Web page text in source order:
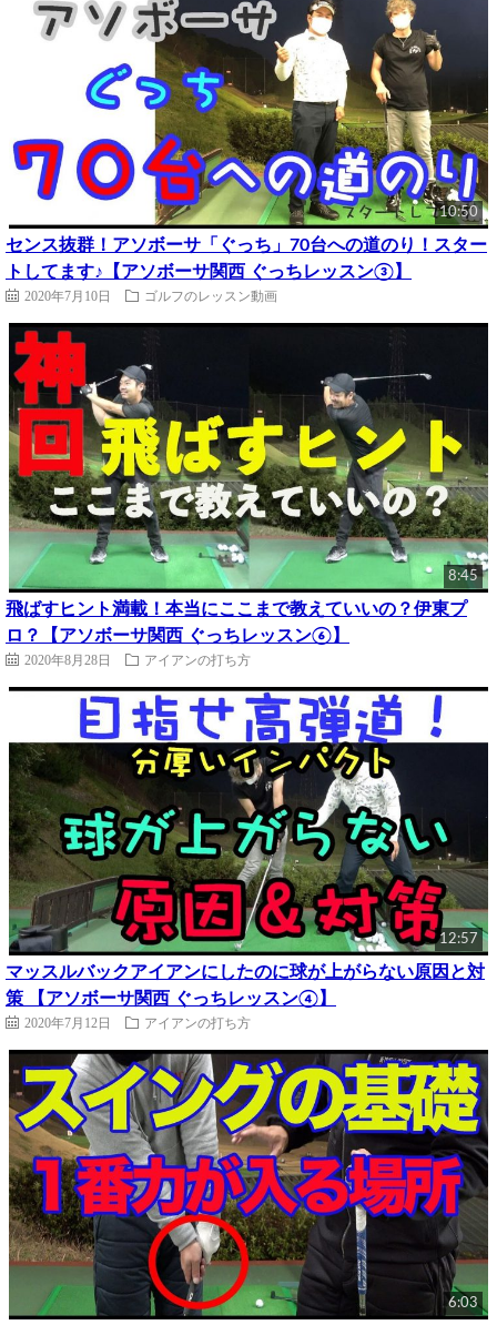
10:50
センス抜群！アソボーサ「ぐっち」70台への道のり！スター
トしてます♪【アソボーサ関西 ぐっちレッスン③】
2020年7月10日 ゴルフのレッスン動画
8:45
飛ばすヒント満載！本当にここまで教えていいの？伊東プ
ロ？【アソボーサ関西 ぐっちレッスン⑥】
2020年8月28日 アイアンの打ち方
12:57
マッスルバックアイアンにしたのに球が上がらない原因と対
策 【アソボーサ関西 ぐっちレッスン④】
2020年7月12日 アイアンの打ち方
6:03